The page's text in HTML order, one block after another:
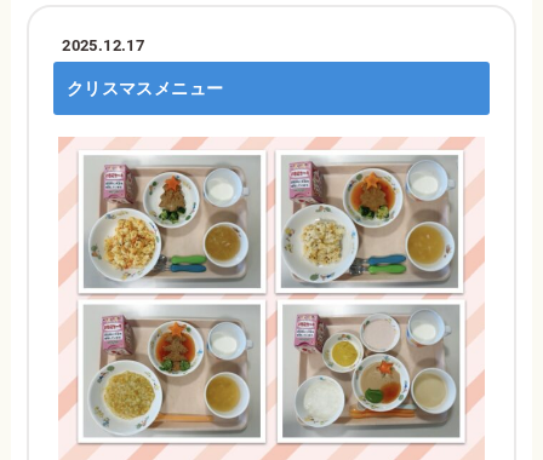
2025.12.17
クリスマスメニュー